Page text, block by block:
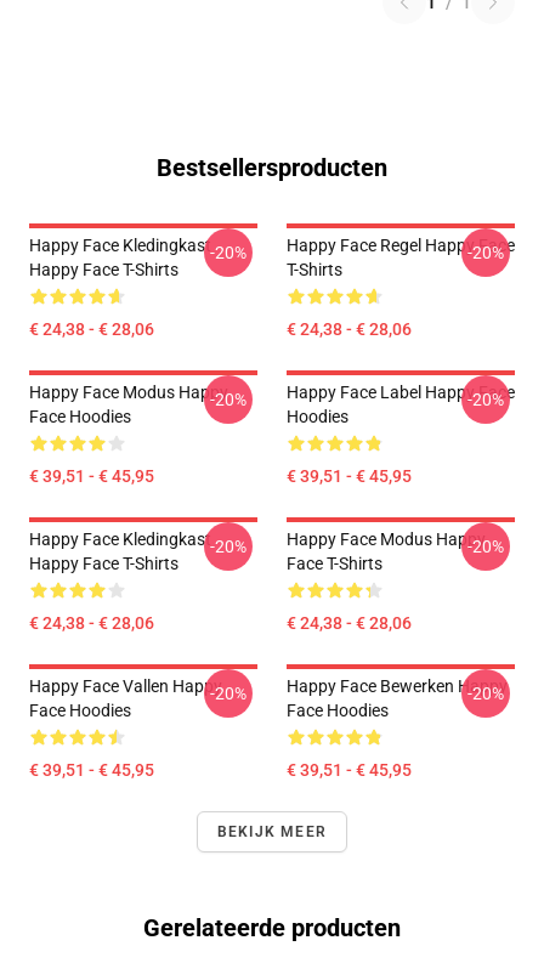
Bestsellersproducten
Happy Face Kledingkast
Happy Face T-Shirts
€ 24,38 - € 28,06
-20%
Happy Face Regel Happy Face
T-Shirts
€ 24,38 - € 28,06
-20%
Happy Face Modus Happy
Face Hoodies
€ 39,51 - € 45,95
-20%
Happy Face Label Happy Face
Hoodies
€ 39,51 - € 45,95
-20%
Happy Face Kledingkast
Happy Face T-Shirts
€ 24,38 - € 28,06
-20%
Happy Face Modus Happy
Face T-Shirts
€ 24,38 - € 28,06
-20%
Happy Face Vallen Happy
Face Hoodies
€ 39,51 - € 45,95
-20%
Happy Face Bewerken Happy
Face Hoodies
€ 39,51 - € 45,95
-20%
BEKIJK MEER
Gerelateerde producten